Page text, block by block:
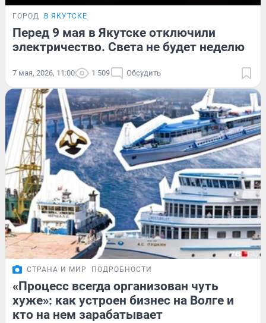
ГОРОД В ЯКУТСКЕ
Перед 9 мая в Якутске отключили
электричество. Света не будет неделю
7 мая, 2026, 11:00 1 509 Обсудить
СТРАНА И МИР ПОДРОБНОСТИ
«Процесс всегда организован чуть
хуже»: как устроен бизнес на Волге и
кто на нем зарабатывает